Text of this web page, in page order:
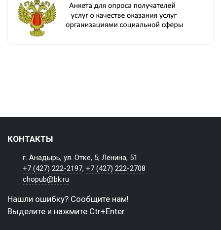
КОНТАКТЫ
г. Анадырь, ул. Отке, 5; Ленина, 51
+7 (427) 222-2197,+7 (427) 222-2708
chopub@bk.ru
Нашли ошибку? Сообщите нам!
Выделите и нажмите Ctr+Enter